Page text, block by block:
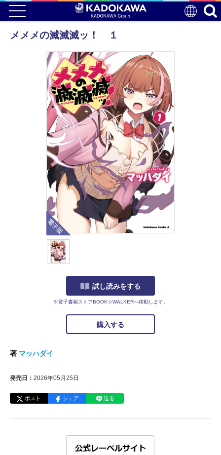
メメメの滅滅滅ッ！ １
電子版
試し読みをする
※電子書籍ストアBOOK☆WALKERへ移動します。
購入する
著 マッハダイ
発売日： 2026年05月25日
ポスト シェア 送る